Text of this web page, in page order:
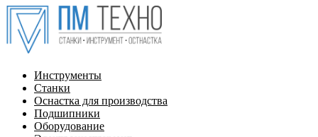
Инструменты
Станки
Оснастка для производства
Подшипники
Оборудование